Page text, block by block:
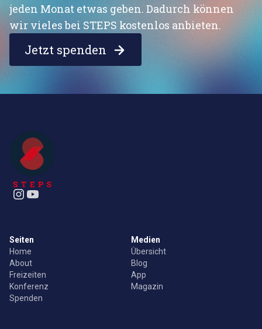
jeden Monat etwas geben. Dadurch können
wir vieles bei STEPS kostenlos anbieten.
Jetzt spenden
Seiten
Home
About
Freizeiten
Konferenz
Spenden
Medien
Übersicht
Blog
App
Magazin